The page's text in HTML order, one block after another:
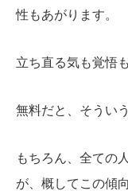
性もあがります。
立ち直る気も覚悟
無料だと、そうい
もちろん、全ての
が、概してこの傾